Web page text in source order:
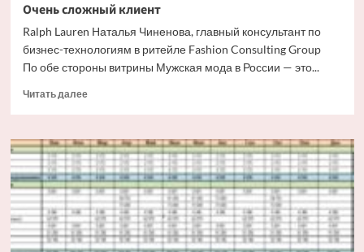
Очень сложный клиент
Ralph Lauren Наталья Чиненова, главный консультант по
бизнес-технологиям в ритейле Fashion Consulting Group
По обе стороны витрины Мужская мода в России — это...
Читать далееПрочитать
Очень
сложный
клиент